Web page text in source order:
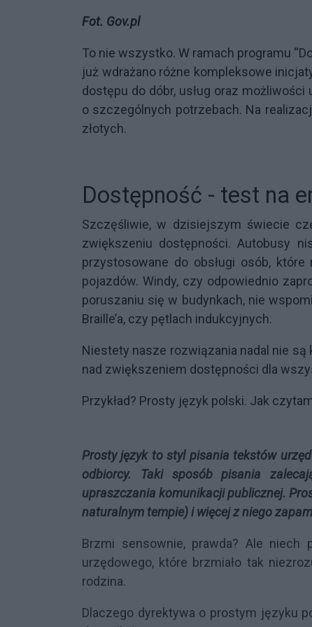
Fot. Gov.pl
To nie wszystko. W ramach programu
już wdrażano różne kompleksowe
dostępu do dóbr, usług oraz
o szczególnych potrzebach. Na
złotych.
Dostępność - test na
Szczęśliwie, w dzisiejszym świecie
zwiększeniu dostępności. Autobusy
przystosowane do obsługi osób,
pojazdów. Windy, czy odpowiednio
poruszaniu się w budynkach, nie
Braille’a, czy pętlach indukcyjnych.
Niestety nasze rozwiązania nadal nie
nad zwiększeniem dostępności dla
Przykład? Prosty język polski. Jak
Prosty język to styl pisania tekstów
odbiorcy. Taki sposób pisania
upraszczania komunikacji publicznej.
naturalnym tempie) i więcej z niego
Brzmi sensownie, prawda? Ale niech
urzędowego, które brzmiało tak
rodzina.
Dlaczego dyrektywa o prostym języku